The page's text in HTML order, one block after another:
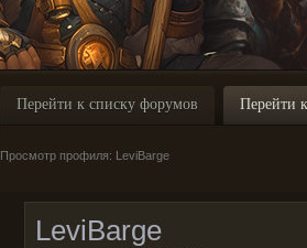
Перейти к списку форумов Перейти
Просмотр профиля: LeviBarge
LeviBarge